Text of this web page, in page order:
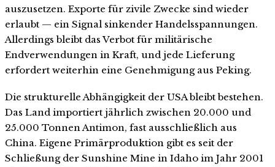
auszusetzen. Exporte für zivile Zwecke sind wieder
erlaubt — ein Signal sinkender Handelsspannungen.
Allerdings bleibt das Verbot für militärische
Endverwendungen in Kraft, und jede Lieferung
erfordert weiterhin eine Genehmigung aus Peking.
Die strukturelle Abhängigkeit der USA bleibt bestehen.
Das Land importiert jährlich zwischen 20.000 und
25.000 Tonnen Antimon, fast ausschließlich aus
China. Eigene Primärproduktion gibt es seit der
Schließung der Sunshine Mine in Idaho im Jahr 2001